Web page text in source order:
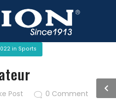
in Sports
Post 0 Comment